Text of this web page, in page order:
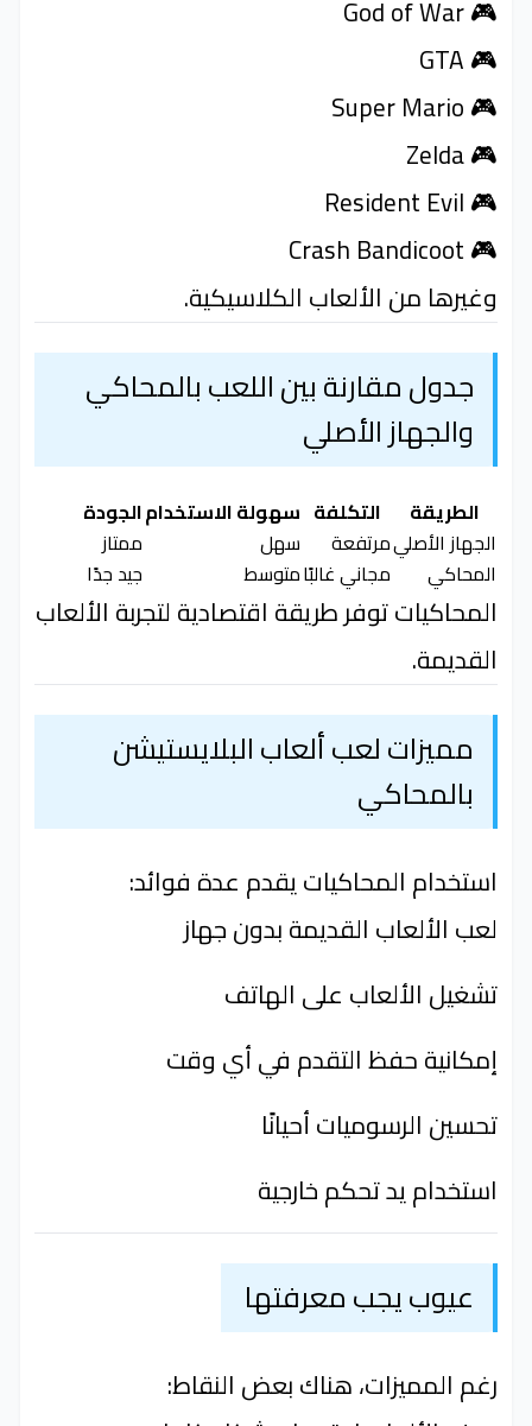
🎮 God of War
🎮 GTA
🎮 Super Mario
🎮 Zelda
🎮 Resident Evil
🎮 Crash Bandicoot
وغيرها من الألعاب الكلاسيكية.
جدول مقارنة بين اللعب بالمحاكي
والجهاز الأصلي
الطريقة التكلفة سهولة الاستخدامالجودة
الجهاز الأصليمرتفعة سهل
ممتاز
المحاكي
مجاني غالبًامتوسط جيد جدًا
المحاكيات توفر طريقة اقتصادية لتجربة الألعاب
القديمة.
مميزات لعب ألعاب البلايستيشن
بالمحاكي
استخدام المحاكيات يقدم عدة فوائد:
لعب الألعاب القديمة بدون جهاز
تشغيل الألعاب على الهاتف
إمكانية حفظ التقدم في أي وقت
تحسين الرسوميات أحيانًا
استخدام يد تحكم خارجية
عيوب يجب معرفتها
رغم المميزات، هناك بعض النقاط: